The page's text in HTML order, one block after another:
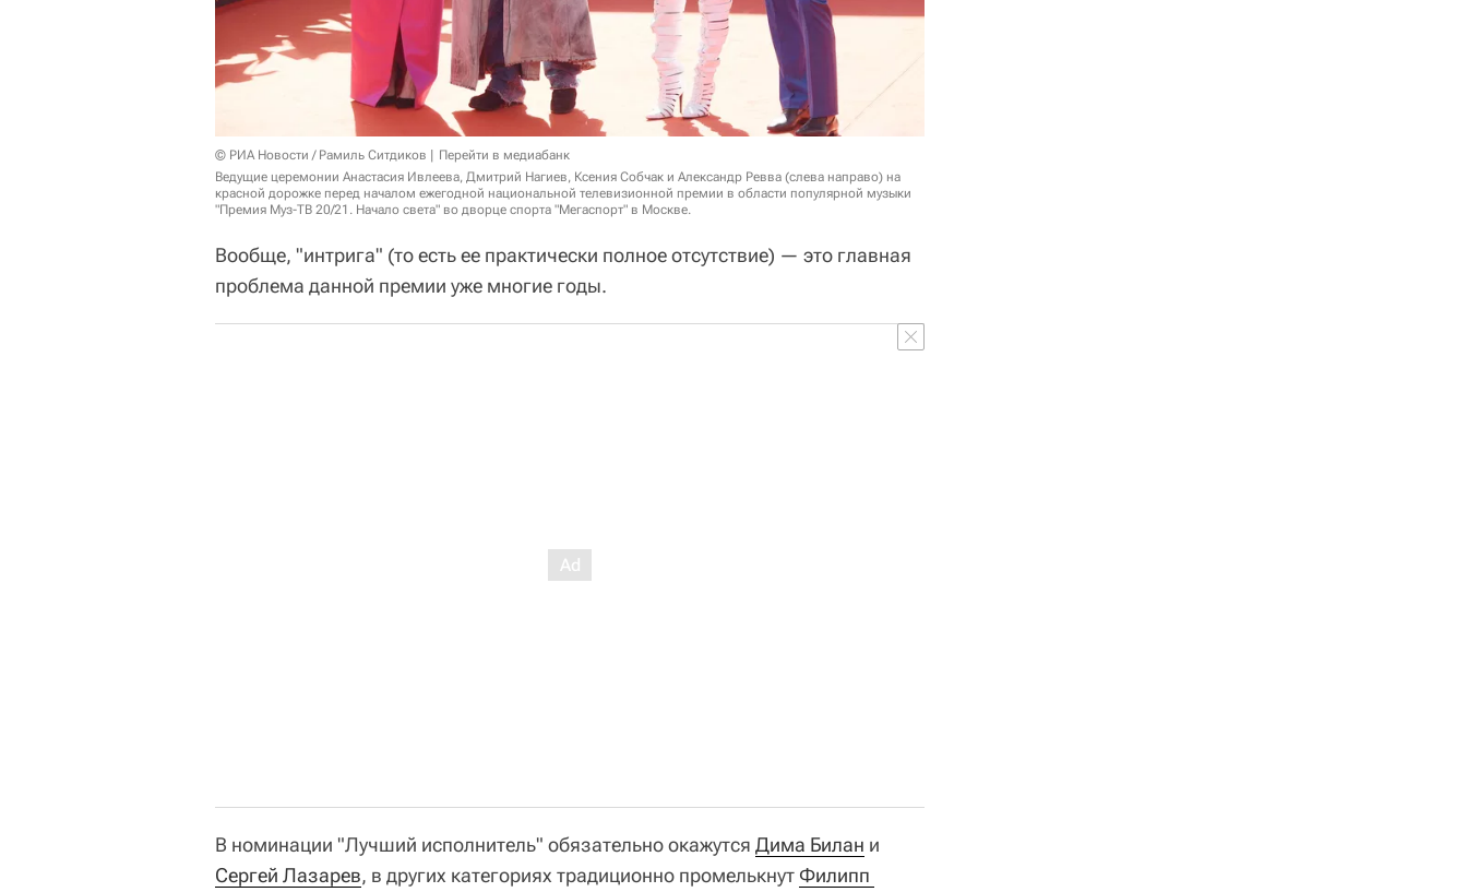
© РИА Новости / Рамиль Ситдиков
Перейти в медиабанк
Ведущие церемонии Анастасия Ивлеева, Дмитрий Нагиев, Ксения Собчак и Александр Ревва (слева направо) на
красной дорожке перед началом ежегодной национальной телевизионной премии в области популярной музыки
"Премия Муз-ТВ 20/21. Начало света" во дворце спорта "Мегаспорт" в Москве.
Вообще, "интрига" (то есть ее практически полное отсутствие) — это главная
проблема данной премии уже многие годы.
В номинации "Лучший исполнитель" обязательно окажутся Дима Билан и
Сергей Лазарев, в других категориях традиционно промелькнут Филипп